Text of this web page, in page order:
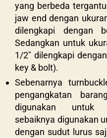
yang berbeda
jaw end dengan
dilengkapi dengan
Sedangkan untuk
1/2″ dilengkapi
key & bolt).
Sebenarnya
pengangkatan
digunakan untuk
sebaiknya digunakan
dengan sudut lurus